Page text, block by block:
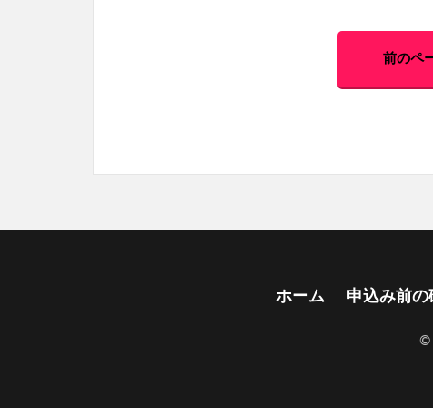
前のペ
ホーム 申込み前の
©